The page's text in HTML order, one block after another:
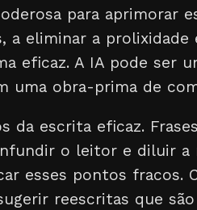
para aprimorar
a eliminar a prolixidade
eficaz. A IA pode ser
uma obra-prima de
da escrita eficaz.
o leitor e diluir a
esses pontos fracos.
reescritas que